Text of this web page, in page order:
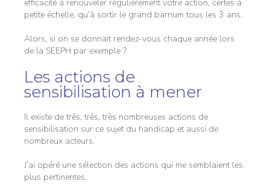
efficacité à renouveler régulièrement votre action, certes à
petite échelle, qu’à sortir le grand barnum tous les 3 ans.
Alors, si on se donnait rendez-vous chaque année lors
de la SEEPH par exemple ?
Les actions de
sensibilisation à mener
Il existe de très, très, très nombreuses actions de
sensibilisation sur ce sujet du handicap et aussi de
nombreux acteurs.
J’ai opéré une sélection des actions qui me semblaient les
plus pertinentes.